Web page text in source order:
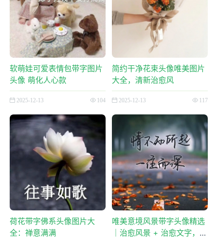
软萌娃可爱表情包带字图片
头像 萌化人心款
2025-12-13 104
简约干净花束头像唯美图片
大全，清新治愈风
2025-12-13 117
荷花带字佛系头像图片大
全：禅意满满
唯美意境风景带字头像精选
｜治愈风景 + 治愈文字，每